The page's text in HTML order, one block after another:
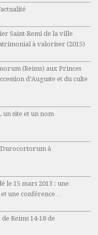
Saint-Remi de la ville
à valoriser (2015)
(Reims) aux Princes
d’Auguste et du culte
site et un nom
Durocortorum à
le 15 mars 2013 : une
une conférence…
Reims 14-18 de